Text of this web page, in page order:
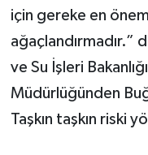
için gereke en
ağaçlandırmadır.”
ve Su İşleri
Müdürlüğünden
Taşkın taşkın riski